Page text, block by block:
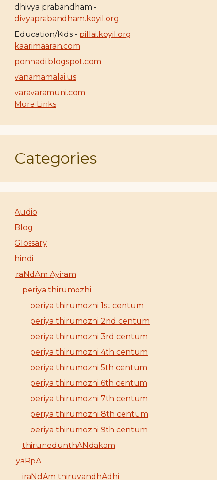
dhivya prabandham -
divyaprabandham.koyil.org
Education/Kids - pillai.koyil.org
kaarimaaran.com
ponnadi.blogspot.com
vanamamalai.us
varavaramuni.com
More Links
Categories
Audio
Blog
Glossary
hindi
iraNdAm Ayiram
periya thirumozhi
periya thirumozhi 1st centum
periya thirumozhi 2nd centum
periya thirumozhi 3rd centum
periya thirumozhi 4th centum
periya thirumozhi 5th centum
periya thirumozhi 6th centum
periya thirumozhi 7th centum
periya thirumozhi 8th centum
periya thirumozhi 9th centum
thirunedunthANdakam
iyaRpA
iraNdAm thiruvandhAdhi